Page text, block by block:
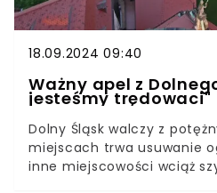
18.09.2024 09:40
Ważny apel z
jesteśmy trędowaci"
Dolny Śląsk walczy z
miejscach trwa usuwanie
inne miejscowości wciąż